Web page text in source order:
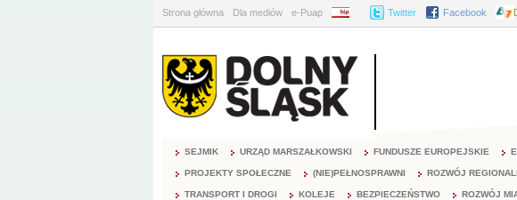
Strona główna Dla mediów e-Puap BIP Twitter Facebook
SEJMIK URZĄD MARSZAŁKOWSKI FUNDUSZE EUROPEJSKIE
PROJEKTY SPOŁECZNE (NIE)PEŁNOSPRAWNI ROZWÓJ
TRANSPORT I DROGI KOLEJE BEZPIECZEŃSTWO ROZWÓJ